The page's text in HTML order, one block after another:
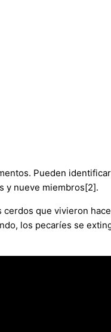
Pueden
y nueve miembros[2].
que vivieron
los pecaríes se